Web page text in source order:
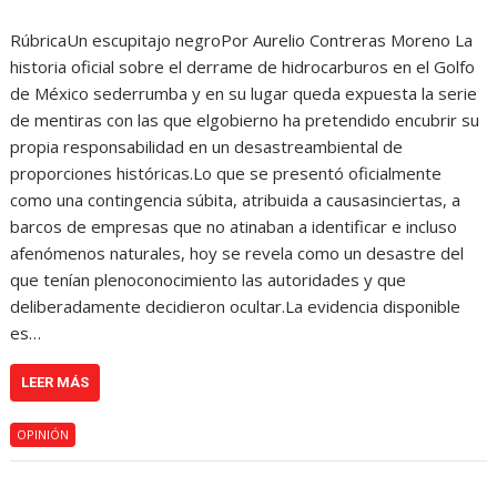
RúbricaUn escupitajo negroPor Aurelio Contreras Moreno La
historia oficial sobre el derrame de hidrocarburos en el Golfo
de México sederrumba y en su lugar queda expuesta la serie
de mentiras con las que elgobierno ha pretendido encubrir su
propia responsabilidad en un desastreambiental de
proporciones históricas.Lo que se presentó oficialmente
como una contingencia súbita, atribuida a causasinciertas, a
barcos de empresas que no atinaban a identificar e incluso
afenómenos naturales, hoy se revela como un desastre del
que tenían plenoconocimiento las autoridades y que
deliberadamente decidieron ocultar.La evidencia disponible
es…
LEER MÁS
OPINIÓN